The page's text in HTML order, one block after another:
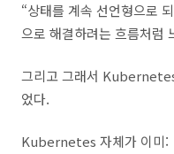
“상태를 계속 선언형으로
으로 해결하려는 흐름처럼
그리고 그래서
었다.
Kubernetes 자체가 이미: